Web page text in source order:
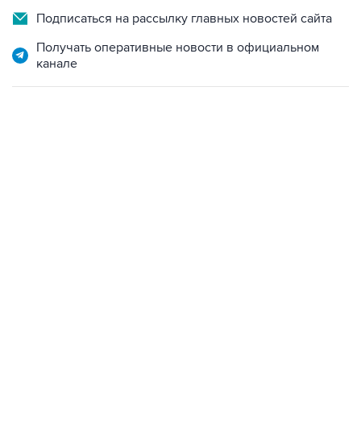
Подписаться на рассылку главных новостей сайта
Получать оперативные новости в официальном
канале